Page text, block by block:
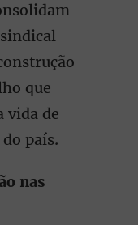
que
vida de
país.
nas